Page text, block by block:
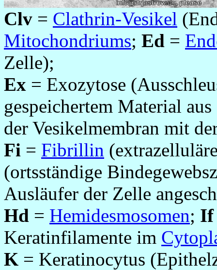
Clv = Clathrin-Vesikel
Mitochondriums; Ed =
Zelle);
Ex = Exozytose
gespeichertem Material
der Vesikelmembran mit
Fi = Fibrillin
(ortsständige
Ausläufer der Zelle
Hd = Hemidesmosomen; If
Keratinfilamente im
K = Keratinocytus